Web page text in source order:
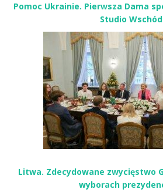
Pomoc Ukrainie. Pierwsza Dama
Studio Wschód
Litwa. Zdecydowane zwycięstwo
wyborach